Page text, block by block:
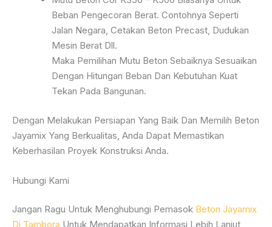
Beban Pengecoran Berat. Contohnya Seperti
Jalan Negara, Cetakan Beton Precast, Dudukan
Mesin Berat Dll.
Maka Pemilihan Mutu Beton Sebaiknya Sesuaikan
Dengan Hitungan Beban Dan Kebutuhan Kuat
Tekan Pada Bangunan.
Dengan Melakukan Persiapan Yang Baik Dan Memilih Beton
Jayamix Yang Berkualitas, Anda Dapat Memastikan
Keberhasilan Proyek Konstruksi Anda.
Hubungi Kami
Jangan Ragu Untuk Menghubungi Pemasok Beton Jayamix
Di Tambora Untuk Mendapatkan Informasi Lebih Lanjut